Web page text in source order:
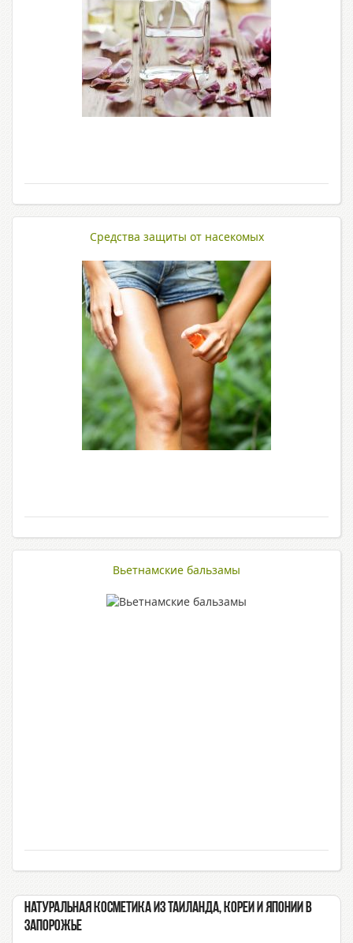
Средства защиты от насекомых
Вьетнамские бальзамы
Натуральная косметика из Таиланда, Кореи и Японии в
Запорожье